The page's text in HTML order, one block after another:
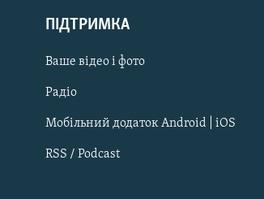
Qırımtatar
ДОЛУЧАЙСЯ!
ПІДТРИМКА
Ваше відео і фото
Радіо
Мобільний додаток Android | iOS
RSS / Podcast